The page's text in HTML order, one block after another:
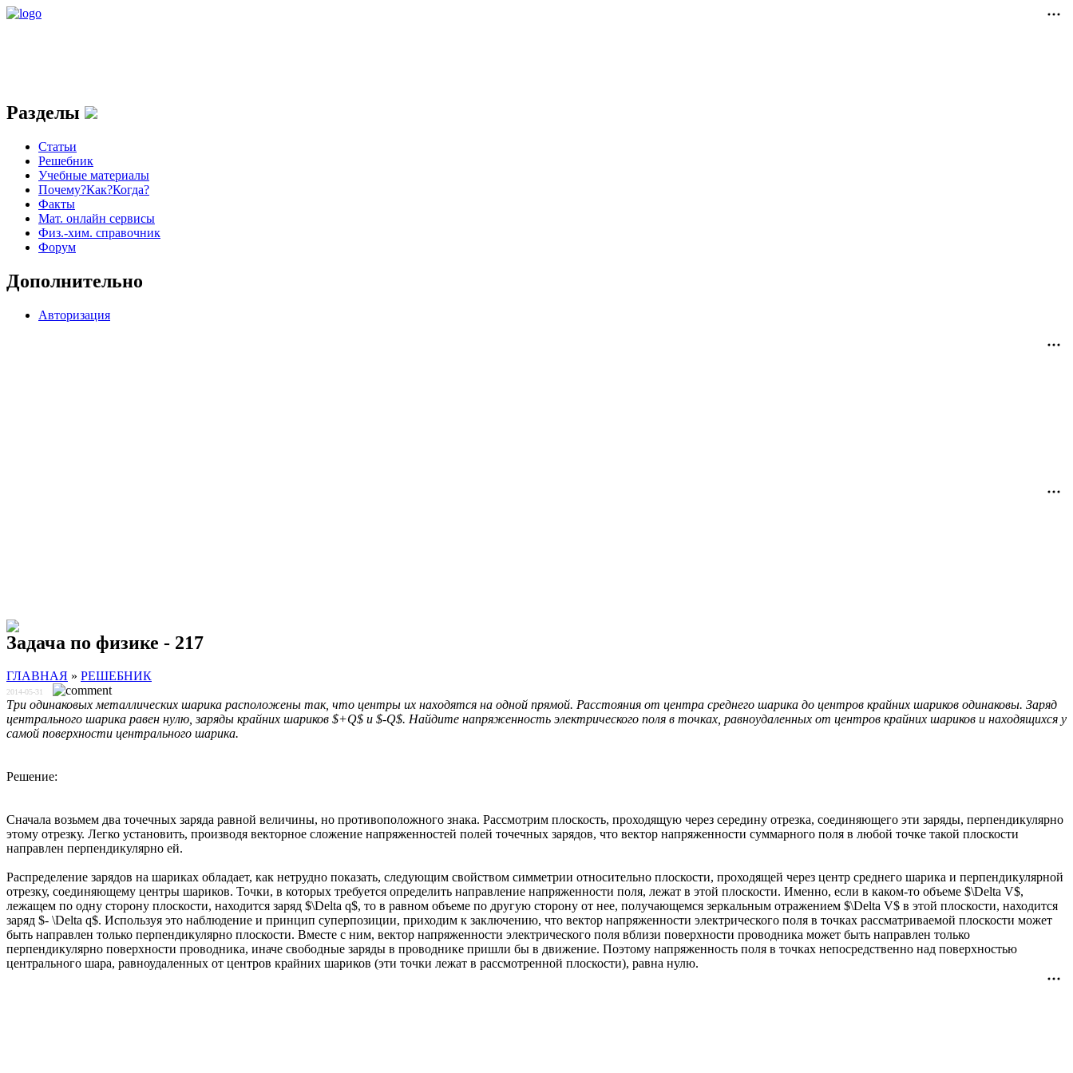
Разделы
Статьи
Решебник
Учебные материалы
Почему?Как?Когда?
Факты
Мат. онлайн сервисы
Физ.-хим. справочник
Форум
Дополнительно
Авторизация
Задача по физике - 217
ГЛАВНАЯ » РЕШЕБНИК
2014-05-31
Три одинаковых металлических шарика расположены так, что центры их находятся на одной прямой. Расстояния от центра среднего шарика до центров крайних шариков одинаковы. Заряд
центрального шарика равен нулю, заряды крайних шариков $+Q$ и $-Q$. Найдите напряженность электрического поля в точках, равноудаленных от центров крайних шариков и находящихся у
самой поверхности центрального шарика.
Решение:
Сначала возьмем два точечных заряда равной величины, но противоположного знака. Рассмотрим плоскость, проходящую через середину отрезка, соединяющего эти заряды, перпендикулярно
этому отрезку. Легко установить, производя векторное сложение напряженностей полей точечных зарядов, что вектор напряженности суммарного поля в любой точке такой плоскости
направлен перпендикулярно ей.
Распределение зарядов на шариках обладает, как нетрудно показать, следующим свойством симметрии относительно плоскости, проходящей через центр среднего шарика и перпендикулярной
отрезку, соединяющему центры шариков. Точки, в которых требуется определить направление напряженности поля, лежат в этой плоскости. Именно, если в каком-то объеме $\Delta V$,
лежащем по одну сторону плоскости, находится заряд $\Delta q$, то в равном объеме по другую сторону от нее, получающемся зеркальным отражением $\Delta V$ в этой плоскости, находится
заряд $- \Delta q$. Используя это наблюдение и принцип суперпозиции, приходим к заключению, что вектор напряженности электрического поля в точках рассматриваемой плоскости может
быть направлен только перпендикулярно плоскости. Вместе с ним, вектор напряженности электрического поля вблизи поверхности проводника может быть направлен только
перпендикулярно поверхности проводника, иначе свободные заряды в проводнике пришли бы в движение. Поэтому напряженность поля в точках непосредственно над поверхностью
центрального шара, равноудаленных от центров крайних шариков (эти точки лежат в рассмотренной плоскости), равна нулю.